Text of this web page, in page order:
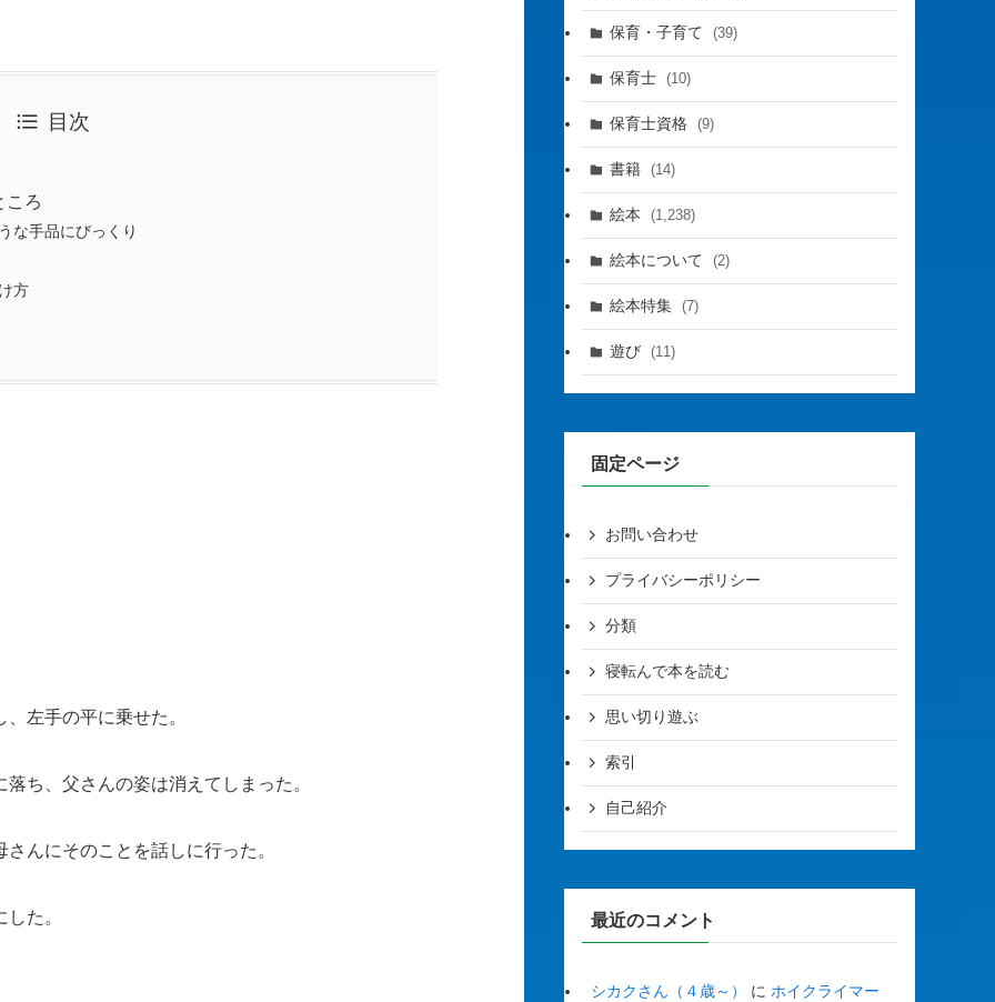
目次
ころ
な手品にびっくり
方
左手の平に乗せた。
ち、父さんの姿は消えてしまった。
んにそのことを話しに行った。
た。
保育・子育て (39)
保育士 (10)
保育士資格 (9)
書籍 (14)
絵本 (1,238)
絵本について (2)
絵本特集 (7)
遊び (11)
固定ページ
お問い合わせ
プライバシーポリシー
分類
寝転んで本を読む
思い切り遊ぶ
索引
自己紹介
最近のコメント
シカクさん（４歳～） に ホイクライマー